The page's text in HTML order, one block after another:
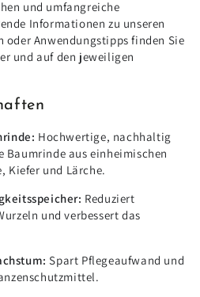
und umfangreiche
Informationen zu unseren
Anwendungstipps finden Sie
und auf den jeweiligen
Hochwertige, nachhaltig
Baumrinde aus einheimischen
Kiefer und Lärche.
Reduziert
und verbessert das
Spart Pflegeaufwand und